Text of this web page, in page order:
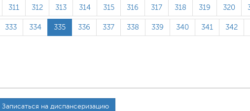
311 312 313 314 315 316 317 318 319 320
333 334 335 336 337 338 339 340 341 342
Записаться на диспансеризацию